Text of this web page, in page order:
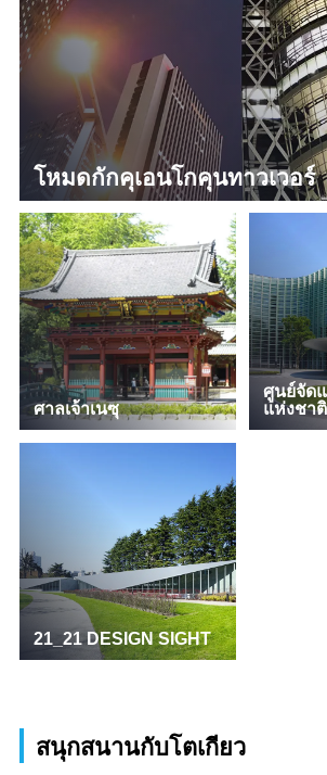
โหมดกักคุเอนโกคุนทาวเวอร์
ศาลเจ้าเนซุ
ศูนย์จัด
แห่งชาติ
21_21 DESIGN SIGHT
สนุกสนานกับโตเกียว